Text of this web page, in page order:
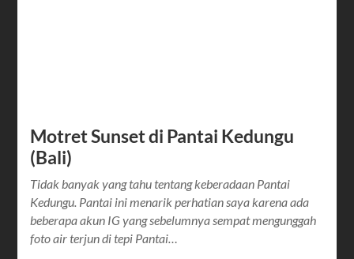
Motret Sunset di Pantai Kedungu
(Bali)
Tidak banyak yang tahu tentang keberadaan Pantai
Kedungu. Pantai ini menarik perhatian saya karena ada
beberapa akun IG yang sebelumnya sempat mengunggah
foto air terjun di tepi Pantai…